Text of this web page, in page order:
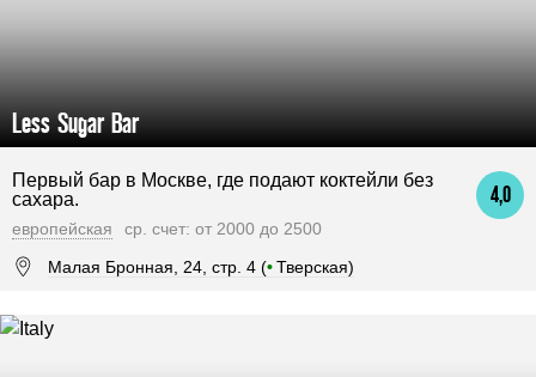
Less Sugar Bar
4,0
Первый бар в Москве, где подают коктейли без
сахара.
европейская
ср. счет: от 2000 до 2500
Малая Бронная, 24, стр. 4 (•Тверская)